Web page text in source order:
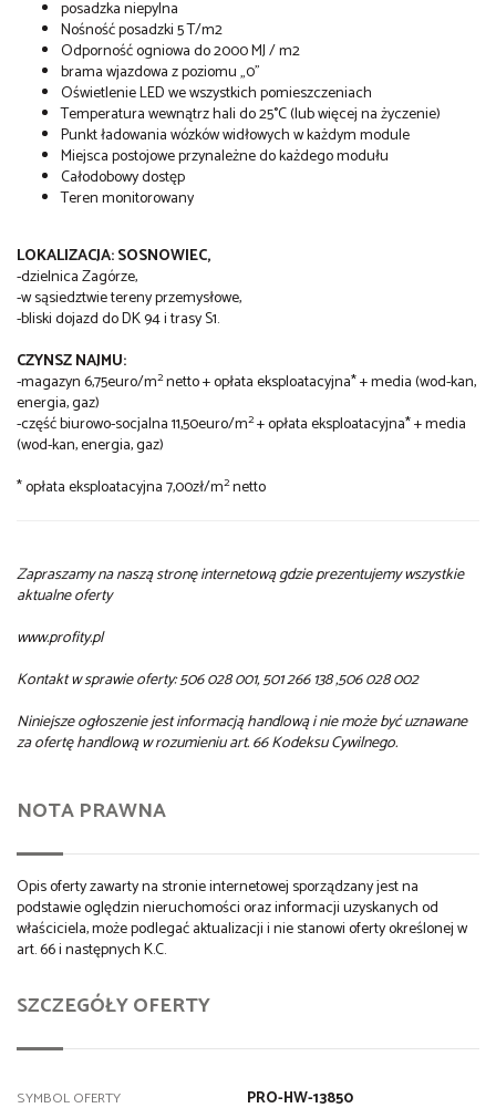
posadzka niepylna
Nośność posadzki 5 T/m2
Odporność ogniowa do 2000 MJ / m2
brama wjazdowa z poziomu „0”
Oświetlenie LED we wszystkich pomieszczeniach
Temperatura wewnątrz hali do 25°C (lub więcej na życzenie)
Punkt ładowania wózków widłowych w każdym module
Miejsca postojowe przynależne do każdego modułu
Całodobowy dostęp
Teren monitorowany
LOKALIZACJA: SOSNOWIEC,
-dzielnica Zagórze,
-w sąsiedztwie tereny przemysłowe,
-bliski dojazd do DK 94 i trasy S1.
CZYNSZ NAJMU:
-magazyn 6,75euro/m2netto + opłata eksploatacyjna* + media (wod-kan,
energia, gaz)
-część biurowo-socjalna 11,50euro/m2+ opłata eksploatacyjna* + media
(wod-kan, energia, gaz)
* opłata eksploatacyjna 7,00zł/m2netto
Zapraszamy na naszą stronę internetową gdzie prezentujemy wszystkie
aktualne oferty
www.profity.pl
Kontakt w sprawie oferty: 506 028 001, 501 266 138 ,506 028 002
Niniejsze ogłoszenie jest informacją handlową i nie może być uznawane
za ofertę handlową w rozumieniu art. 66 Kodeksu Cywilnego.
NOTA PRAWNA
Opis oferty zawarty na stronie internetowej sporządzany jest na
podstawie oględzin nieruchomości oraz informacji uzyskanych od
właściciela, może podlegać aktualizacji i nie stanowi oferty określonej w
art. 66 i następnych K.C.
SZCZEGÓŁY OFERTY
SYMBOL OFERTY PRO-HW-13850